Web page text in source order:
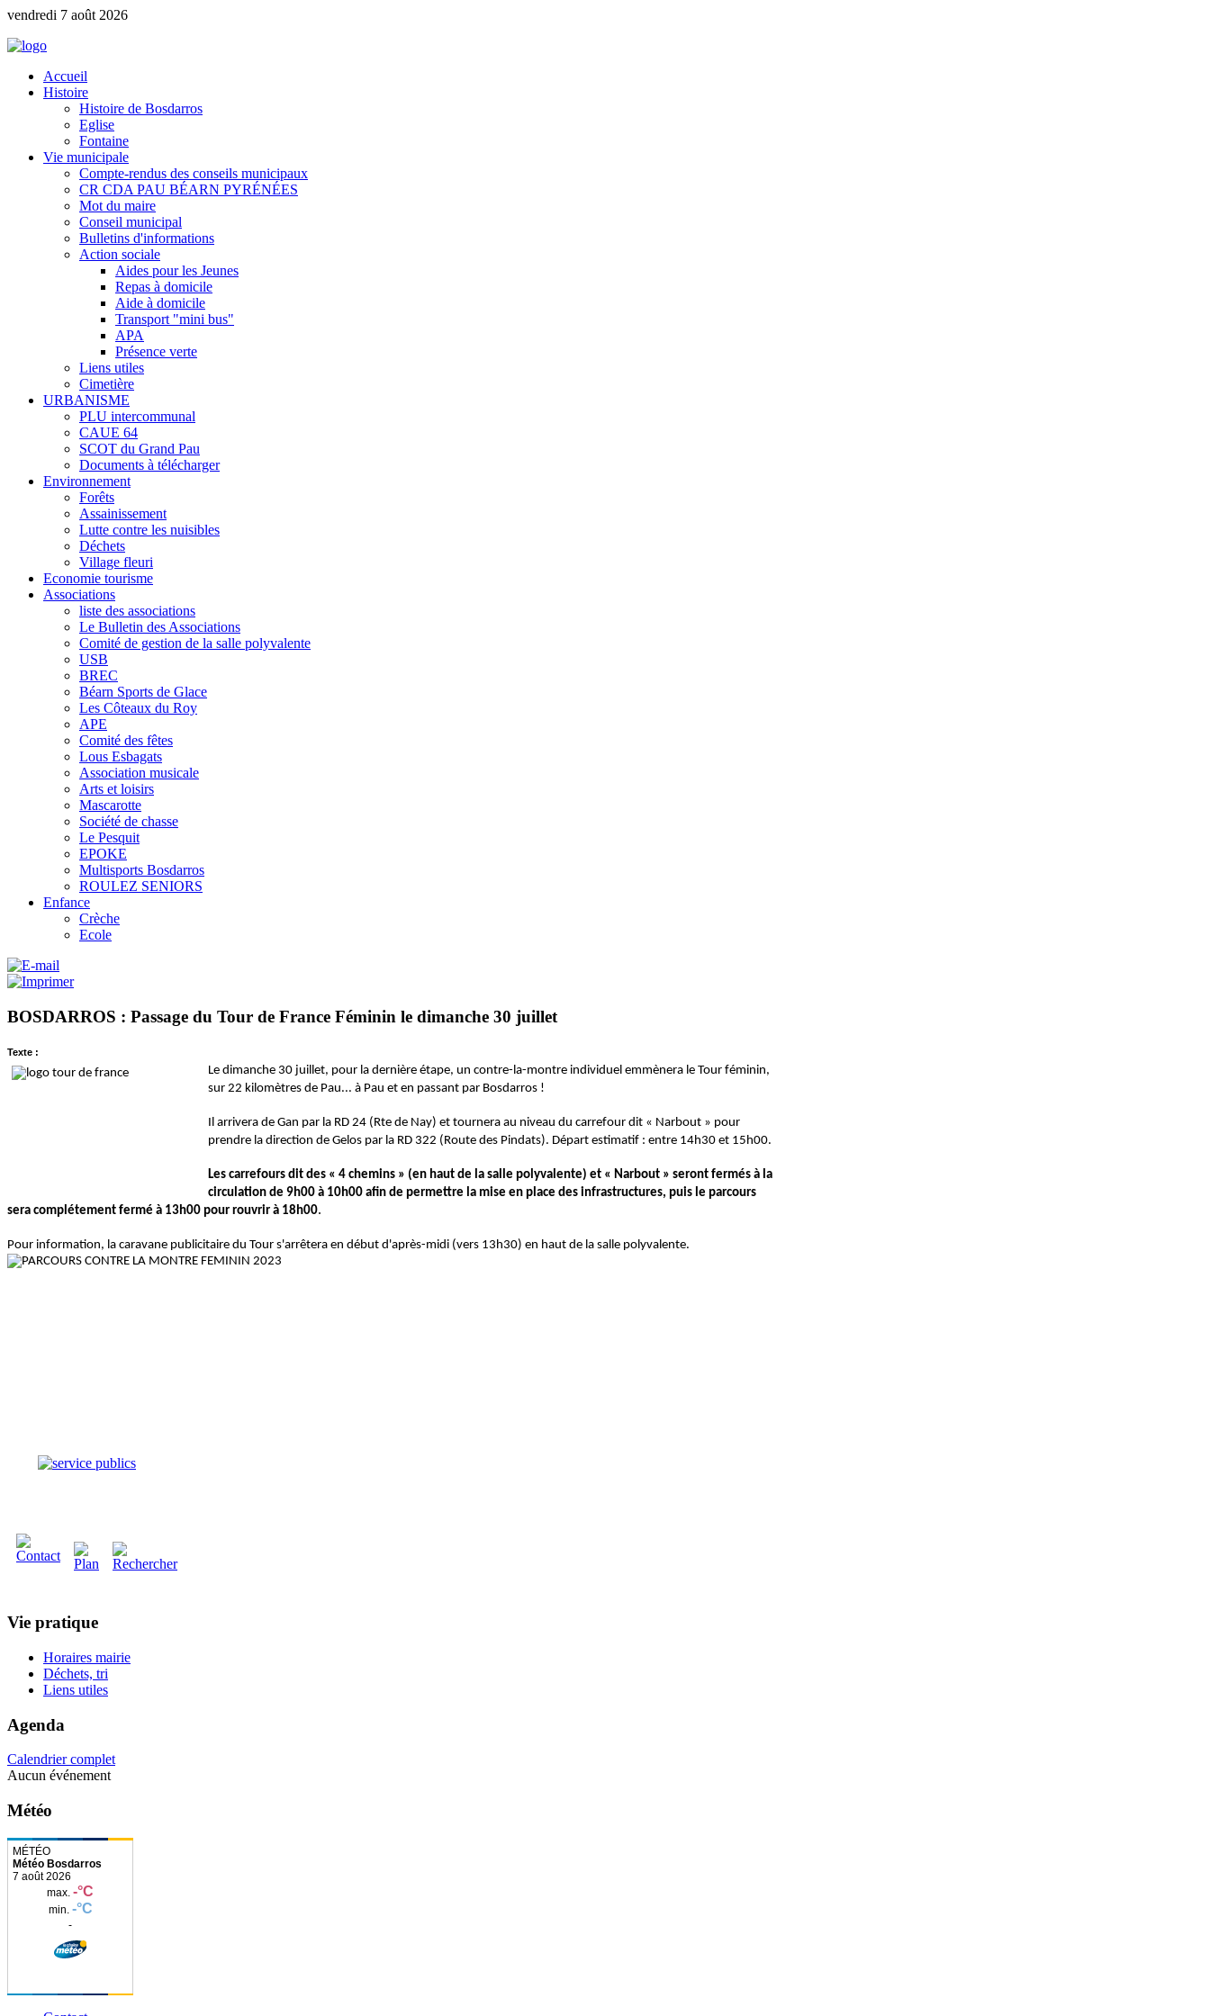
vendredi 7 août 2026
Accueil
Histoire
Histoire de Bosdarros
Eglise
Fontaine
Vie municipale
Compte-rendus des conseils municipaux
CR CDA PAU BÉARN PYRÉNÉES
Mot du maire
Conseil municipal
Bulletins d'informations
Action sociale
Aides pour les Jeunes
Repas à domicile
Aide à domicile
Transport "mini bus"
APA
Présence verte
Liens utiles
Cimetière
URBANISME
PLU intercommunal
CAUE 64
SCOT du Grand Pau
Documents à télécharger
Environnement
Forêts
Assainissement
Lutte contre les nuisibles
Déchets
Village fleuri
Economie tourisme
Associations
liste des associations
Le Bulletin des Associations
Comité de gestion de la salle polyvalente
USB
BREC
Béarn Sports de Glace
Les Côteaux du Roy
APE
Comité des fêtes
Lous Esbagats
Association musicale
Arts et loisirs
Mascarotte
Société de chasse
Le Pesquit
EPOKE
Multisports Bosdarros
ROULEZ SENIORS
Enfance
Crèche
Ecole
BOSDARROS : Passage du Tour de France Féminin le dimanche 30 juillet
Texte :
Le dimanche 30 juillet, pour la dernière étape, un contre-la-montre individuel emmènera le Tour féminin,
sur 22 kilomètres de Pau... à Pau et en passant par Bosdarros !
Il arrivera de Gan par la RD 24 (Rte de Nay) et tournera au niveau du carrefour dit « Narbout » pour
prendre la direction de Gelos par la RD 322 (Route des Pindats). Départ estimatif : entre 14h30 et 15h00.
Les carrefours dit des « 4 chemins » (en haut de la salle polyvalente) et « Narbout » seront fermés à la
circulation de 9h00 à 10h00 afin de permettre la mise en place des infrastructures, puis le parcours
sera complétement fermé à 13h00 pour rouvrir à 18h00.
Pour information, la caravane publicitaire du Tour s'arrêtera en début d'après-midi (vers 13h30) en haut de la salle polyvalente.
Vie pratique
Horaires mairie
Déchets, tri
Liens utiles
Agenda
Calendrier complet
Aucun événement
Météo
Météo Bosdarros